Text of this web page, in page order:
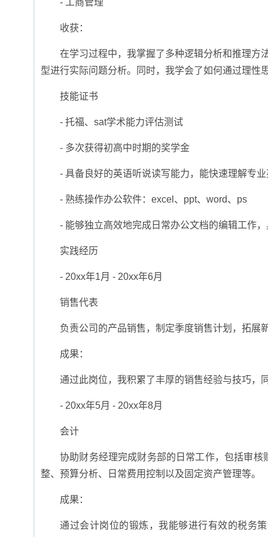
- 工商管理
收获：
在学习过程中，我掌握了多种逻辑分析和推理方
型进行实际问题分析。同时，我学会了如何通过理
技能证书
- 托福、sat学术能力评估测试
- 多次获得初高中时期的奖学金
- 具备良好的英语听说读写能力，能快速理解专
- 熟练操作办公软件：excel、ppt、word、ps
- 能够独立高效地完成日常办公文档的编辑工作
实践经历
- 20xx年1月 - 20xx年6月
销售代表
负责公司的产品销售，制定季度销售计划，拓展
成果：
通过此岗位，我积累了丰厚的销售经验与技巧，
- 20xx年5月 - 20xx年8月
会计
协助财务经理完成财务部的日常工作，包括审
整、预算分析、日常费用控制以及固定资产管理等。
成果：
通过会计岗位的锻炼，我能够进行有效的税务